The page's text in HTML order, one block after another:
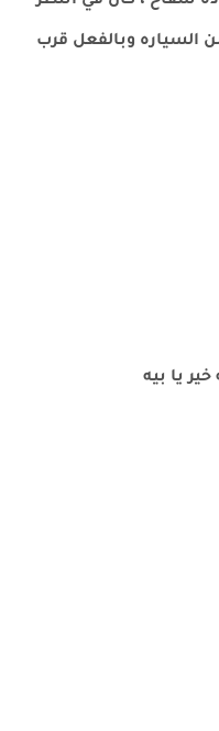
السياره وبالفعل قرب
يا بيه